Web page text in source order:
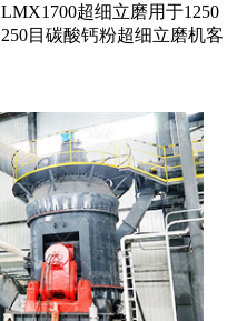
超细立磨用于1250
目碳酸钙粉超细立磨机客